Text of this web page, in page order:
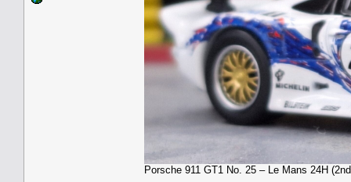
Porsche 911 GT1 No. 25 – Le Mans 24H